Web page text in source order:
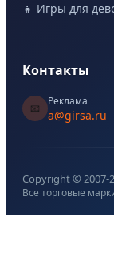
👧 Игры для
Контакты
📧
Реклама
a@girsa.ru
Copyright © 2007-
Все торговые